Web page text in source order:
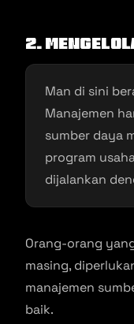
2.
Man di sini
Manajemen
sumber daya
program
dijalankan
Orang-orang
masing,
manajemen
baik.